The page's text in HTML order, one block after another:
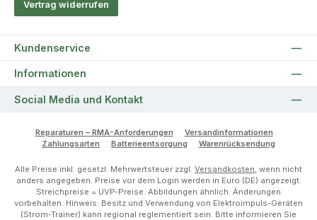
Vertrag widerrufen
Kundenservice
Informationen
Social Media und Kontakt
Reparaturen – RMA-Anforderungen
Versandinformationen
Zahlungsarten
Batterieentsorgung Warenrücksendung
Alle Preise inkl. gesetzl. Mehrwertsteuer zzgl. Versandkosten, wenn nicht
anders angegeben. Preise vor dem Login werden in Euro (DE) angezeigt.
Streichpreise = UVP-Preise. Abbildungen ähnlich. Änderungen
vorbehalten. Hinweis: Besitz und Verwendung von Elektroimpuls-Geräten
(Strom-Trainer) kann regional reglementiert sein. Bitte informieren Sie